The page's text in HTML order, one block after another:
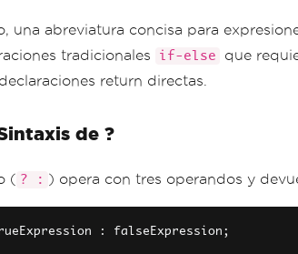
una abreviatura concisa para
tradicionales
if-else
que
return directas.
de ?
( ? : ) opera con tres operandos y
: falseExpression ;